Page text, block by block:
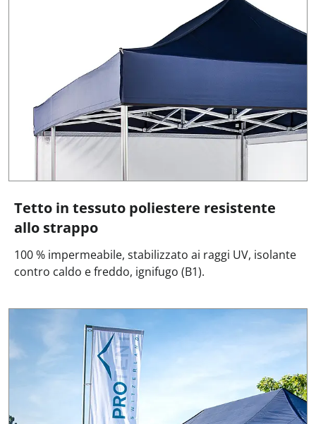
Tetto in tessuto poliestere resistente
allo strappo
100 % impermeabile, stabilizzato ai raggi UV, isolante
contro caldo e freddo, ignifugo (B1).